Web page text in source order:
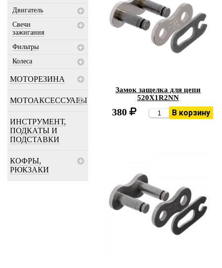
Двигатель
Свечи
зажигания
Фильтры
Колеса
МОТОРЕЗИНА
МОТОАКСЕССУАРЫ
ИНСТРУМЕНТ,
ПОДКАТЫ И
ПОДСТАВКИ
КОФРЫ,
РЮКЗАКИ
Замок защелка для цепи
520X1R2NN
380 В корзину